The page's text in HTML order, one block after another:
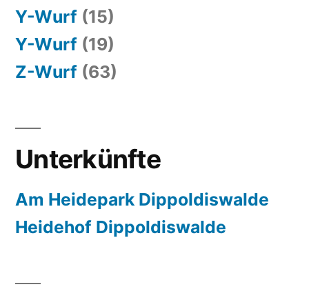
Y-Wurf (15)
Y-Wurf (19)
Z-Wurf (63)
Unterkünfte
Am Heidepark Dippoldiswalde
Heidehof Dippoldiswalde